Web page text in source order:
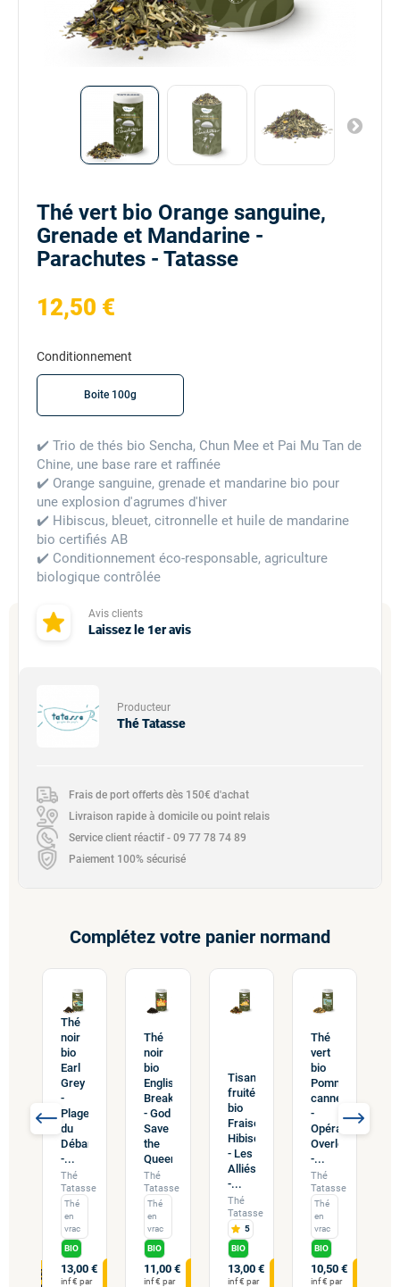
Thé vert bio Orange sanguine,
Grenade et Mandarine -
Parachutes - Tatasse
Avis clients
Laissez le 1er avis
✔️ Trio de thés bio Sencha, Chun Mee et Pai Mu Tan de
Chine, une base rare et raffinée
✔️ Orange sanguine, grenade et mandarine bio pour
une explosion d'agrumes d'hiver
✔️ Hibiscus, bleuet, citronnelle et huile de mandarine
bio certifiés AB
✔️ Conditionnement éco-responsable, agriculture
biologique contrôlée
Conditionnement
Boite 100g
12,50 €
Producteur
Thé Tatasse
Frais de port offerts dès 150€ d'achat
Livraison rapide à domicile ou point relais
Service client réactif - 09 77 78 74 89
Paiement 100% sécurisé
Complétez votre panier normand
Thé
noir
bio
Earl
Grey
-
Plages
du
Débarquement
-...
Thé
Tatasse
Thé
en
vrac
BIO
13,00 €
inf € par
Thé
noir
bio
English
Breakfast
- God
Save
the
Queen...
Thé
Tatasse
Thé
en
vrac
BIO
11,00 €
inf € par
Tisane
fruitée
bio
Fraise
Hibiscus
- Les
Alliés
-...
Thé
Tatasse
5
BIO
13,00 €
inf € par
Thé
vert
bio
Pomme
cannelle
-
Opération
Overlord
-...
Thé
Tatasse
Thé
en
vrac
BIO
10,50 €
inf € par